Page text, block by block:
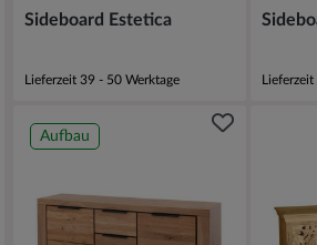
Sideboard Estetica
Lieferzeit 39 - 50 Werktage
Aufbau